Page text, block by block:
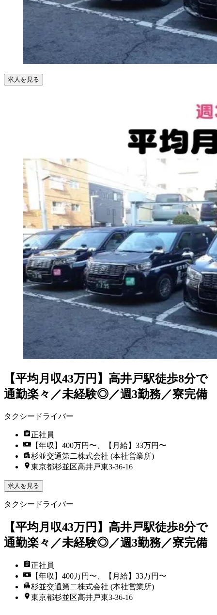
求人を見る
【平均月収43万円】高井戸駅徒歩8分で
通勤楽々／未経験◎／週3勤務／寮完備
タクシードライバー
正社員
【年収】400万円〜、【月給】33万円〜
杉並交通第二株式会社 (本社営業所)
東京都杉並区高井戸東3‐36‐16
求人を見る
タクシードライバー
【平均月収43万円】高井戸駅徒歩8分で
通勤楽々／未経験◎／週3勤務／寮完備
正社員
【年収】400万円〜、【月給】33万円〜
杉並交通第二株式会社 (本社営業所)
東京都杉並区高井戸東3‐36‐16